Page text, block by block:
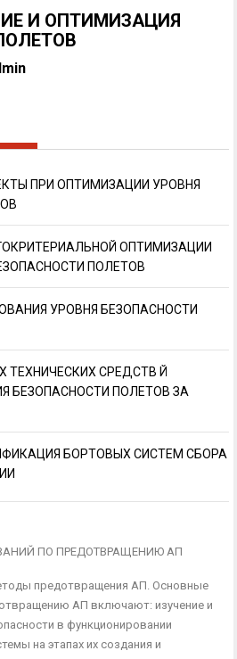
И ОПТИМИЗАЦИЯ
ПРИ ОПТИМИЗАЦИИ УРОВНЯ
ОПТИМИЗАЦИИ
ПОЛЕТОВ
УРОВНЯ БЕЗОПАСНОСТИ
ТЕХНИЧЕСКИХ СРЕДСТВ Й
БЕЗОПАСНОСТИ ПОЛЕТОВ ЗА
БОРТОВЫХ СИСТЕМ СБОРА
ПО ПРЕДОТВРАЩЕНИЮ АП
предотвращения АП. Ос­новные
АП включают: изучение и
в функциони­ровании
на этапах их создания и